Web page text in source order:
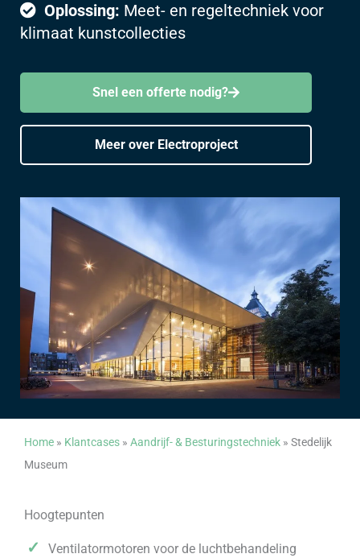
Oplossing: Meet- en regeltechniek voor
klimaat kunstcollecties
Snel een offerte nodig?
Meer over Electroproject
Home » Klantcases » Aandrijf- & Besturingstechniek » Stedelijk
Museum
Hoogtepunten
Ventilatormotoren voor de luchtbehandeling